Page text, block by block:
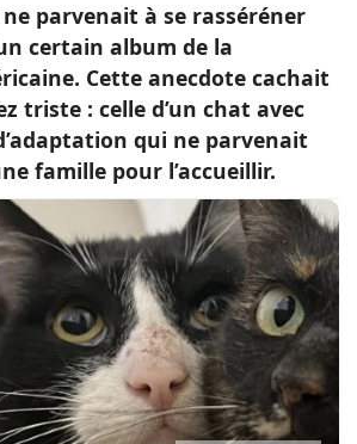
Tops
Sauvetages
Conso
parvenait à se rasséréner
certain album de la
Cette anecdote cachait
triste : celle d’un chat avec
qui ne parvenait
famille pour l’accueillir.